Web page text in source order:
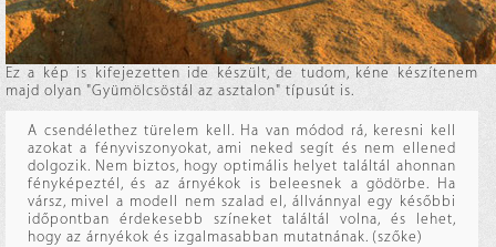
Ez a kép is kifejezetten ide készült, de tudom, kéne készítenem
majd olyan "Gyümölcsöstál az asztalon" típusút is.
A csendélethez türelem kell. Ha van módod rá, keresni kell
azokat a fényviszonyokat, ami neked segít és nem ellened
dolgozik. Nem biztos, hogy optimális helyet találtál ahonnan
fényképeztél, és az árnyékok is beleesnek a gödörbe. Ha
vársz, mivel a modell nem szalad el, állvánnyal egy későbbi
időpontban érdekesebb színeket találtál volna, és lehet,
hogy az árnyékok és izgalmasabban mutatnának. (szőke)